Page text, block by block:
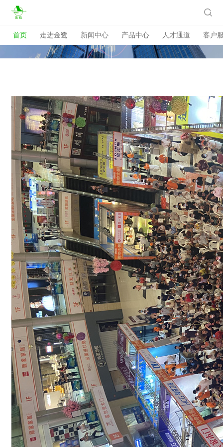
首页 走进金鹭 新闻中心 产品中心 人才通道 客户
